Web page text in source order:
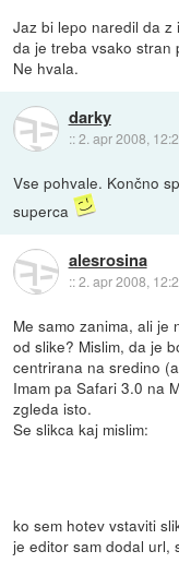
Jaz bi lepo naredil da
da je treba vsako stran
Ne hvala.
darky
::2. apr 2008,
Vse pohvale. Končno
superca
alesrosina
::2. apr 2008,
Me samo zanima, ali je
od slike? Mislim, da je
centrirana na sredino
Imam pa Safari 3.0 na
zgleda isto.
Se slikca kaj mislim:
ko sem hotev vstaviti
je editor sam dodal url,